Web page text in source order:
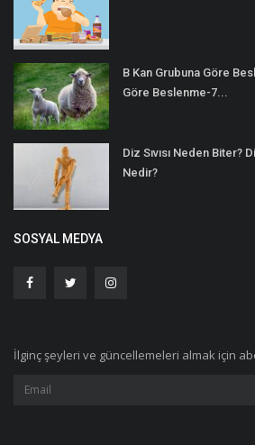
B Kan Grubuna Göre
Göre Beslenme-7...
Diz Sıvısı Neden Biter?
Nedir?
SOSYAL MEDYA
İlginç şeyleri ve güncellemeleri almak için